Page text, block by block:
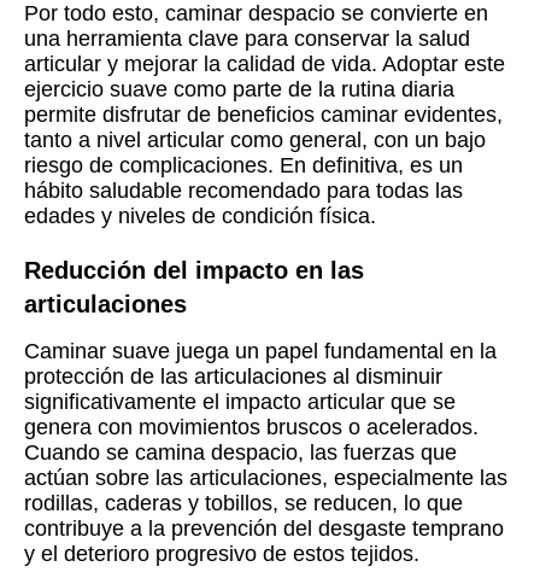
Por todo esto, caminar despacio se convierte en
una herramienta clave para conservar la salud
articular y mejorar la calidad de vida. Adoptar este
ejercicio suave como parte de la rutina diaria
permite disfrutar de beneficios caminar evidentes,
tanto a nivel articular como general, con un bajo
riesgo de complicaciones. En definitiva, es un
hábito saludable recomendado para todas las
edades y niveles de condición física.
Reducción del impacto en las
articulaciones
Caminar suave juega un papel fundamental en la
protección de las articulaciones al disminuir
significativamente el impacto articular que se
genera con movimientos bruscos o acelerados.
Cuando se camina despacio, las fuerzas que
actúan sobre las articulaciones, especialmente las
rodillas, caderas y tobillos, se reducen, lo que
contribuye a la prevención del desgaste temprano
y el deterioro progresivo de estos tejidos.